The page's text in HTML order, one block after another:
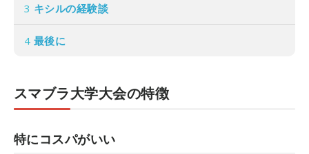
3 キシルの経験談
4 最後に
スマブラ大学大会の特徴
特にコスパがいい